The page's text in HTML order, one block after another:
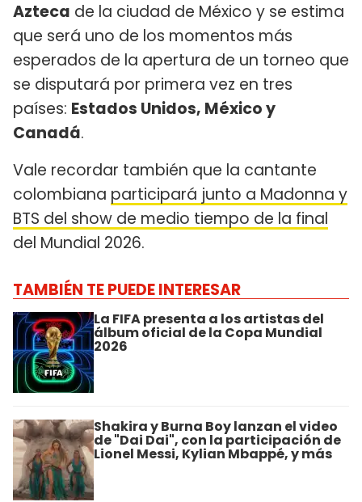
Azteca de la ciudad de México y se estima
que será uno de los momentos más
esperados de la apertura de un torneo que
se disputará por primera vez en tres
países: Estados Unidos, México y
Canadá.
Vale recordar también que la cantante
colombiana participará junto a Madonna y
BTS del show de medio tiempo de la final
del Mundial 2026.
TAMBIÉN TE PUEDE INTERESAR
La FIFA presenta a los artistas del
álbum oficial de la Copa Mundial
2026
Shakira y Burna Boy lanzan el video
de "Dai Dai", con la participación de
Lionel Messi, Kylian Mbappé, y más